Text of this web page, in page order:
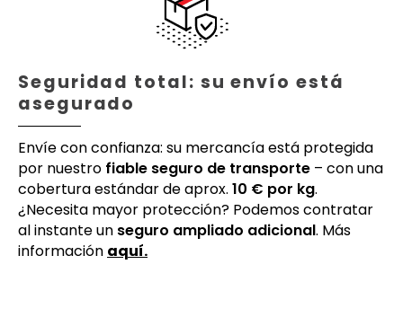
Seguridad total: su envío está
asegurado
Envíe con confianza: su mercancía está protegida
por nuestro fiable seguro de transporte – con una
cobertura estándar de aprox. 10 € por kg.
¿Necesita mayor protección? Podemos contratar
al instante un seguro ampliado adicional. Más
información aquí.